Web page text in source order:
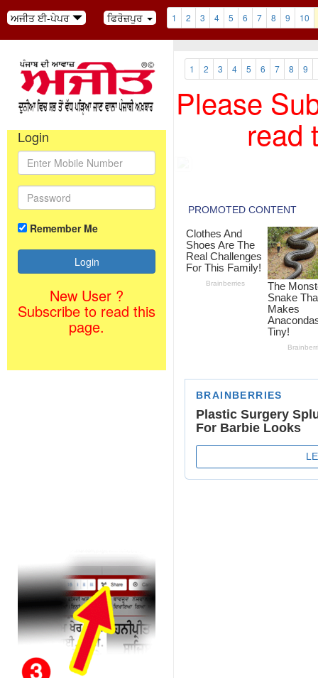
ਅਜੀਤ ਈ-ਪੇਪਰ ਫਿਰੋਜ਼ਪੁਰ 1 2 3 4 5 6 7 8 9 10
Login
Remember Me
New User ?
Subscribe to read this
page.
1 2 3 4 5 6 7 8 9
Please
read